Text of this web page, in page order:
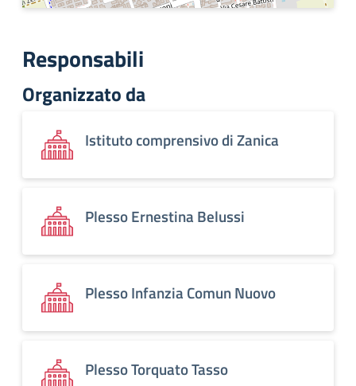
Responsabili
Organizzato da
Istituto comprensivo di Zanica
Plesso Ernestina Belussi
Plesso Infanzia Comun Nuovo
Plesso Torquato Tasso